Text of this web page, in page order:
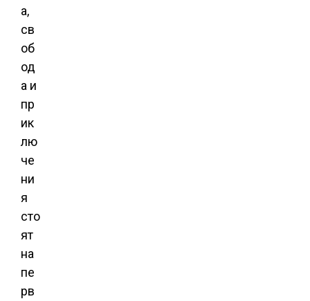
а,
св
об
од
а и
пр
ик
лю
че
ни
я
сто
ят
на
пе
рв